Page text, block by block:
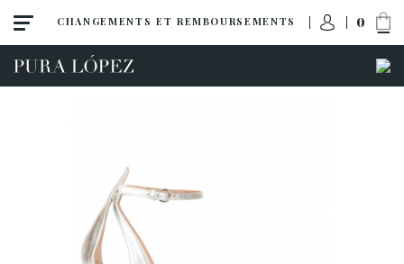
CHANGEMENTS ET REMBOURSEMENTS 0